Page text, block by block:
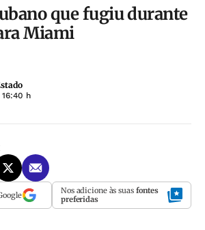
que fugiu durante
Miami
h
Nos adicione às suas fontes
preferidas